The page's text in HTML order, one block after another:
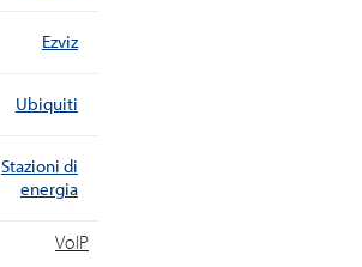
Ezviz
Ubiquiti
Stazioni di
energia
VoIP